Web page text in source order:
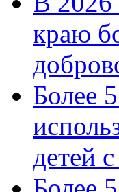
краю
Более
детей